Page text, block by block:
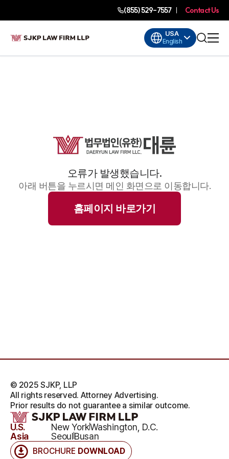
(855) 529-7557 Contact Us
USA
English
오류가 발생했습니다.
아래 버튼을 누르시면 메인 화면으로 이동합니다.
홈페이지 바로가기
BROCHURE DOWNLOAD
U.S. New YorkWashington, D.C.
Asia
SeoulBusan
© 2025 SJKP, LLP
All rights reserved. Attorney Advertising.
Prior results do not guarantee a similar outcome.